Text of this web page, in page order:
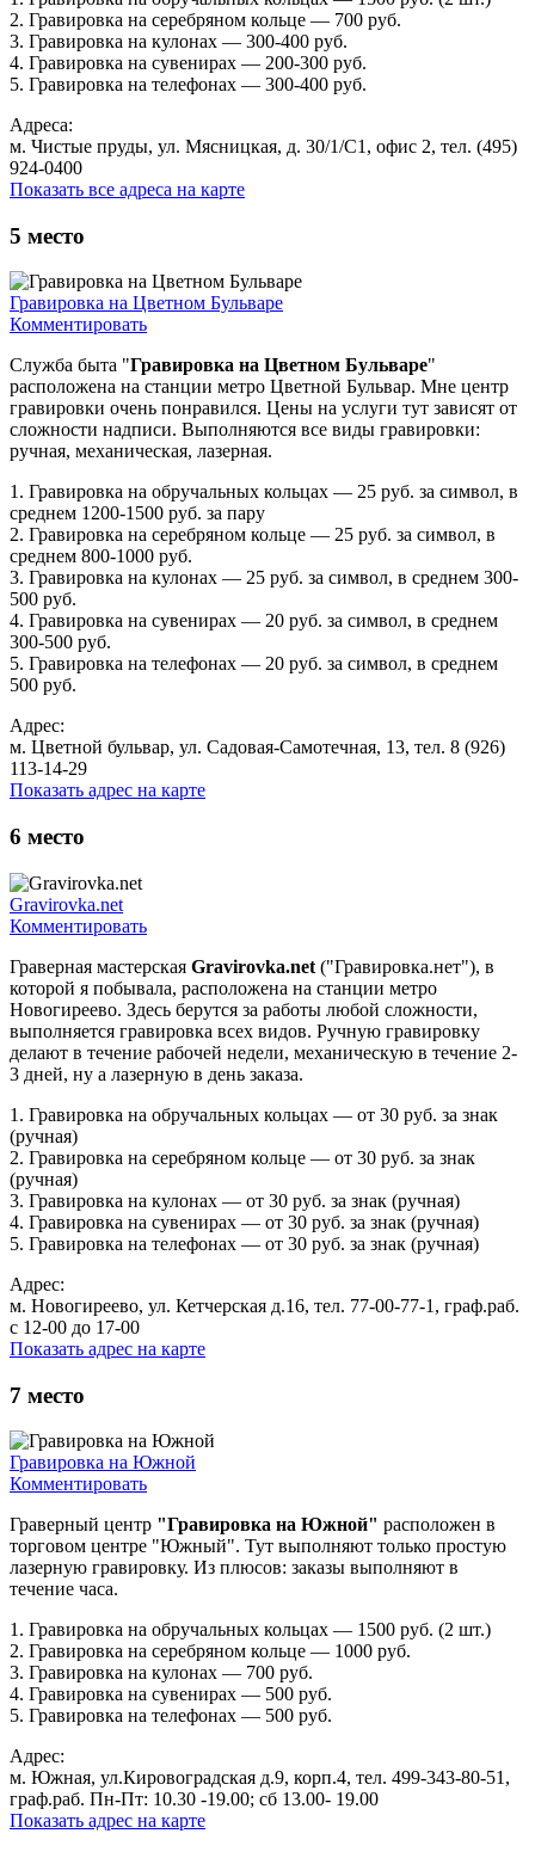
2. Гравировка на серебряном кольце — 700 руб.
3. Гравировка на кулонах — 300-400 руб.
4. Гравировка на сувенирах — 200-300 руб.
5. Гравировка на телефонах — 300-400 руб.
Адреса:
м. Чистые пруды, ул. Мясницкая, д. 30/1/С1, офис 2, тел. (495)
924-0400
Показать все адреса на карте
5 место
Гравировка на Цветном Бульваре
Комментировать
Служба быта "Гравировка на Цветном Бульваре"
расположена на станции метро Цветной Бульвар. Мне центр
гравировки очень понравился. Цены на услуги тут зависят от
сложности надписи. Выполняются все виды гравировки:
ручная, механическая, лазерная.
1. Гравировка на обручальных кольцах — 25 руб. за символ, в
среднем 1200-1500 руб. за пару
2. Гравировка на серебряном кольце — 25 руб. за символ, в
среднем 800-1000 руб.
3. Гравировка на кулонах — 25 руб. за символ, в среднем 300-
500 руб.
4. Гравировка на сувенирах — 20 руб. за символ, в среднем
300-500 руб.
5. Гравировка на телефонах — 20 руб. за символ, в среднем
500 руб.
Адрес:
м. Цветной бульвар, ул. Садовая-Самотечная, 13, тел. 8 (926)
113-14-29
Показать адрес на карте
6 место
Gravirovka.net
Комментировать
Граверная мастерская Gravirovka.net ("Гравировка.нет"), в
которой я побывала, расположена на станции метро
Новогиреево. Здесь берутся за работы любой сложности,
выполняется гравировка всех видов. Ручную гравировку
делают в течение рабочей недели, механическую в течение 2-
3 дней, ну а лазерную в день заказа.
1. Гравировка на обручальных кольцах — от 30 руб. за знак
(ручная)
2. Гравировка на серебряном кольце — от 30 руб. за знак
(ручная)
3. Гравировка на кулонах — от 30 руб. за знак (ручная)
4. Гравировка на сувенирах — от 30 руб. за знак (ручная)
5. Гравировка на телефонах — от 30 руб. за знак (ручная)
Адрес:
м. Новогиреево, ул. Кетчерская д.16, тел. 77-00-77-1, граф.раб.
с 12-00 до 17-00
Показать адрес на карте
7 место
Гравировка на Южной
Комментировать
Граверный центр "Гравировка на Южной" расположен в
торговом центре "Южный". Тут выполняют только простую
лазерную гравировку. Из плюсов: заказы выполняют в
течение часа.
1. Гравировка на обручальных кольцах — 1500 руб. (2 шт.)
2. Гравировка на серебряном кольце — 1000 руб.
3. Гравировка на кулонах — 700 руб.
4. Гравировка на сувенирах — 500 руб.
5. Гравировка на телефонах — 500 руб.
Адрес:
м. Южная, ул.Кировоградская д.9, корп.4, тел. 499-343-80-51,
граф.раб. Пн-Пт: 10.30 -19.00; сб 13.00- 19.00
Показать адрес на карте